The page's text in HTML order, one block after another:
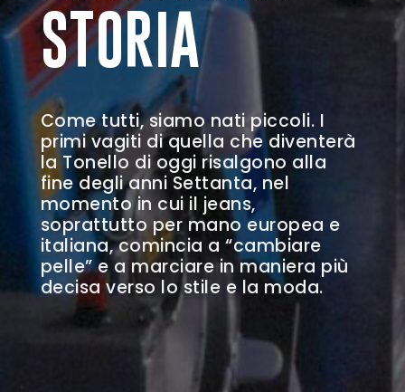
STORIA
Come tutti, siamo nati piccoli. I
primi vagiti di quella che diventerà
la Tonello di oggi risalgono alla
fine degli anni Settanta, nel
momento in cui il jeans,
soprattutto per mano europea e
italiana, comincia a “cambiare
pelle” e a marciare in maniera più
decisa verso lo stile e la moda.